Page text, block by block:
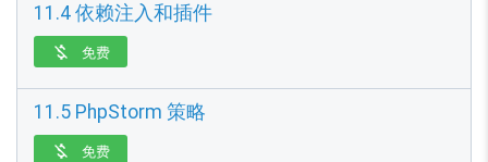
11.4 依赖注入和插件
 免费
11.5 PhpStorm 策略
 免费